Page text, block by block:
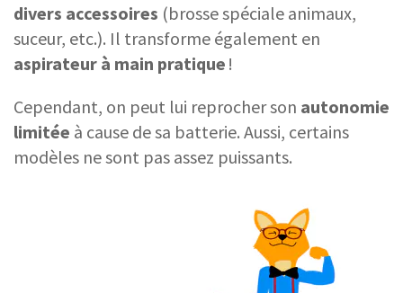
divers accessoires (brosse spéciale animaux,
suceur, etc.). Il transforme également en
aspirateur à main pratique !
Cependant, on peut lui reprocher son autonomie
limitée à cause de sa batterie. Aussi, certains
modèles ne sont pas assez puissants.